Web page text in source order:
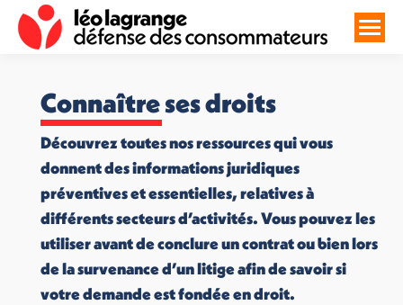
Connaître ses droits
Découvrez toutes nos ressources qui vous
donnent des informations juridiques
préventives et essentielles, relatives à
différents secteurs d’activités. Vous pouvez les
utiliser avant de conclure un contrat ou bien lors
de la survenance d’un litige afin de savoir si
votre demande est fondée en droit.